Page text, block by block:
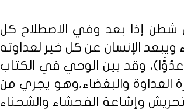
شطن إذا بعد وفي الاصطلاح كل
ويبعد الإنسان عن كل خير لعداوته
عَدُوًّا)، وقد بين الوحي في الكتاب
العداوة والبغضاء،وهو يجري من
وإشاعة الفحشاء والشحناء